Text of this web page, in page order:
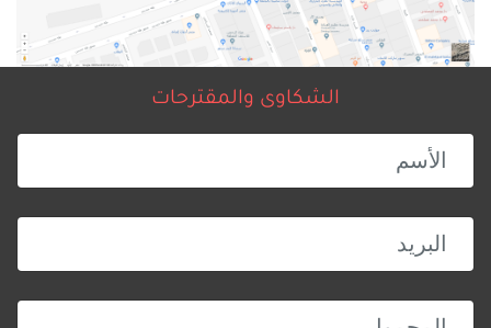
الشكاوى والمقترحات